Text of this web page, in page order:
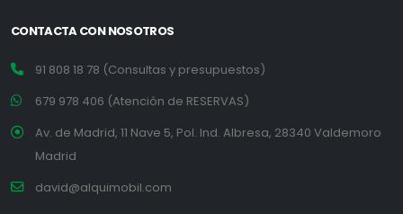
CONTACTA CON NOSOTROS
91 808 18 78 (Consultas y presupuestos)
679 978 406 (Atención de RESERVAS)
Av. de Madrid, 11 Nave 5, Pol. Ind. Albresa, 28340 Valdemoro
Madrid
david@alquimobil.com